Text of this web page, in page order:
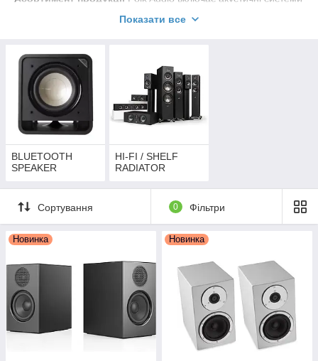
Безліч розробок компанії визнано унікальними.
Показати все
BLUETOOTH
SPEAKER
HI-FI / SHELF
RADIATOR
Сортування 0 Фільтри
Новинка Новинка